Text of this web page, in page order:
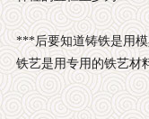
***后要知道铸铁是用
铁艺是用专用的铁艺材